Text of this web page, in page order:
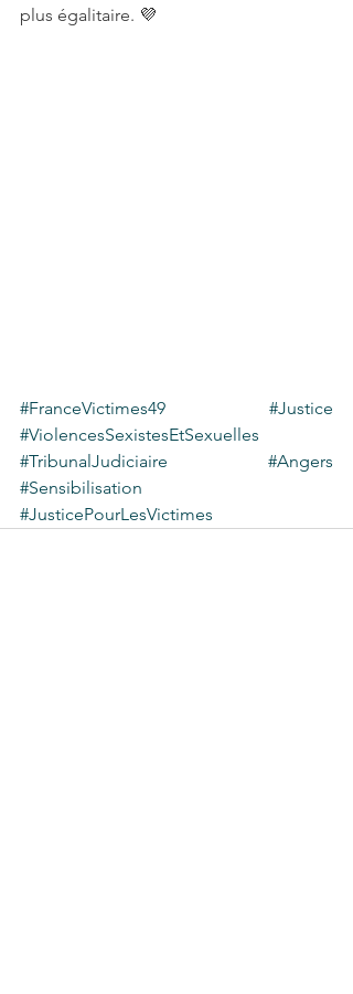
plus égalitaire. 💜
#FranceVictimes49
#Justice
#ViolencesSexistesEtSexuelles
#TribunalJudiciaire
#Angers
#Sensibilisation
#JusticePourLesVictimes